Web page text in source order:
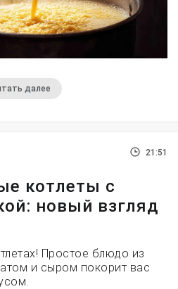
далее
21:51
котлеты с
новый взгляд
Простое блюдо из
и сыром покорит вас